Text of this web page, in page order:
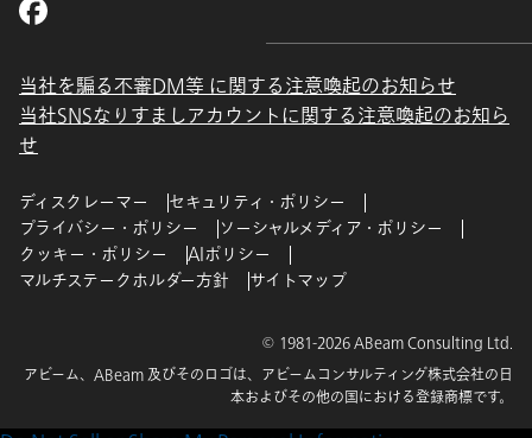
当社を騙る不審DM等 に関する注意喚起のお知らせ
当社SNSなりすましアカウントに関する注意喚起のお知ら
せ
ディスクレーマー
セキュリティ・ポリシー
プライバシー・ポリシー
ソーシャルメディア・ポリシー
クッキー・ポリシー
AIポリシー
マルチステークホルダー方針
サイトマップ
© 1981-2026 ABeam Consulting Ltd.
アビーム、ABeam 及びそのロゴは、アビームコンサルティング株式会社の日
本およびその他の国における登録商標です。